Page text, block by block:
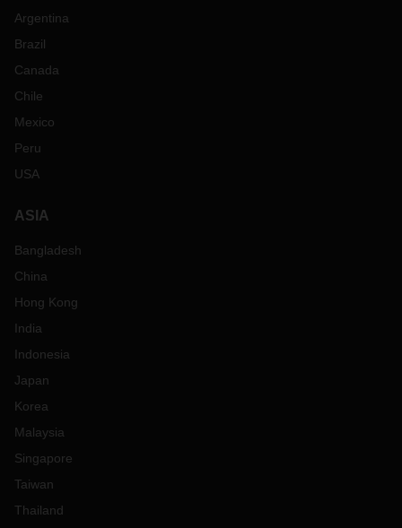
Argentina
Brazil
Canada
Chile
Mexico
Peru
USA
ASIA
Bangladesh
China
Hong Kong
India
Indonesia
Japan
Korea
Malaysia
Singapore
Taiwan
Thailand